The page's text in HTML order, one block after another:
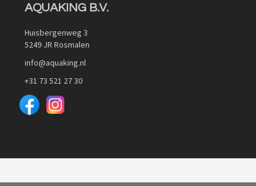
AQUAKING B.V.
Huisbergenweg 3
5249 JR Rosmalen
info@aquaking.nl
+31 73 521 27 30